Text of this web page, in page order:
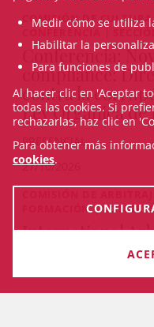
COMISIÓN DE
CONFERENCIA |
Conferencia:
compliance:
contra la
Ley Orgánica
PRESENCIAL
27/10/2026
FORMACIÓN |
International
2026. Quo
Medir cómo se utiliza
Habilitar la
Para funciones de
Al hacer clic en 'Aceptar
todas las cookies. Si
rechazarlas, haz clic en
Para obtener más
cookies.